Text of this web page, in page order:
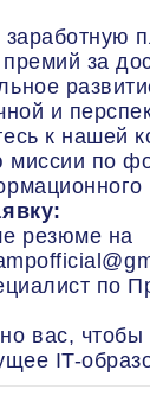
за
и
к нашей
миссии по
резюме на
по
вас, чтобы
IT-